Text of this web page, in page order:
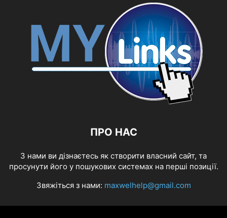
ПРО НАС
З нами ви дізнаєтесь як створити власний сайт, та
просунути його у пошукових системах на перші позиції.
Звяжіться з нами: maxwelhelp@gmail.com